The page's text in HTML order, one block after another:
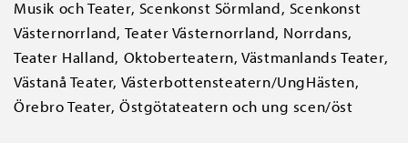
Musik och Teater, Scenkonst Sörmland, Scenkonst
Västernorrland, Teater Västernorrland, Norrdans,
Teater Halland, Oktoberteatern, Västmanlands Teater,
Västanå Teater, Västerbottensteatern/UngHästen,
Örebro Teater, Östgötateatern och ung scen/öst